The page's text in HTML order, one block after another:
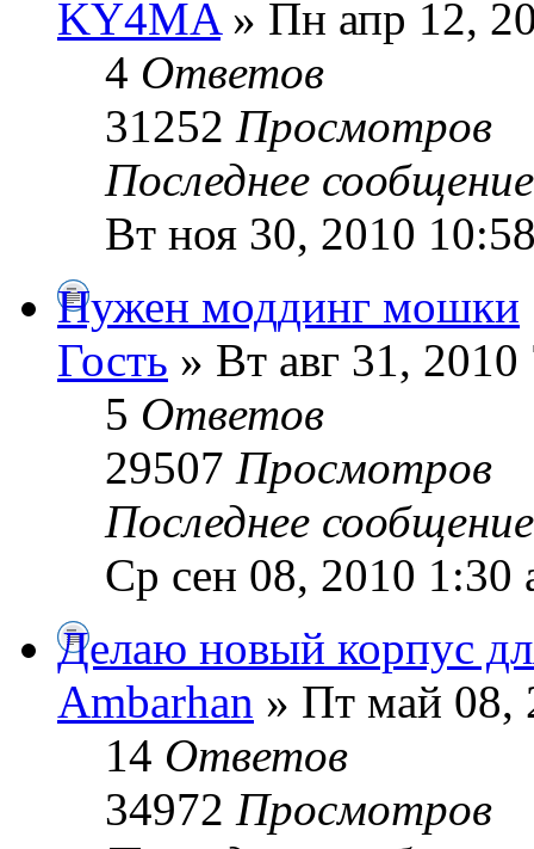
KY4MA» Пн апр 12,
4 Ответов
31252 Просмотров
Последнее
Вт ноя 30, 2010
Нужен моддинг мошки
Гость » Вт авг 31, 2010
5 Ответов
29507 Просмотров
Последнее
Ср сен 08, 2010 1:30
Делаю новый корпус
Ambarhan » Пт май 08,
14 Ответов
34972 Просмотров